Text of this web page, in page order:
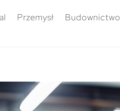
Przemysł Budownictwo